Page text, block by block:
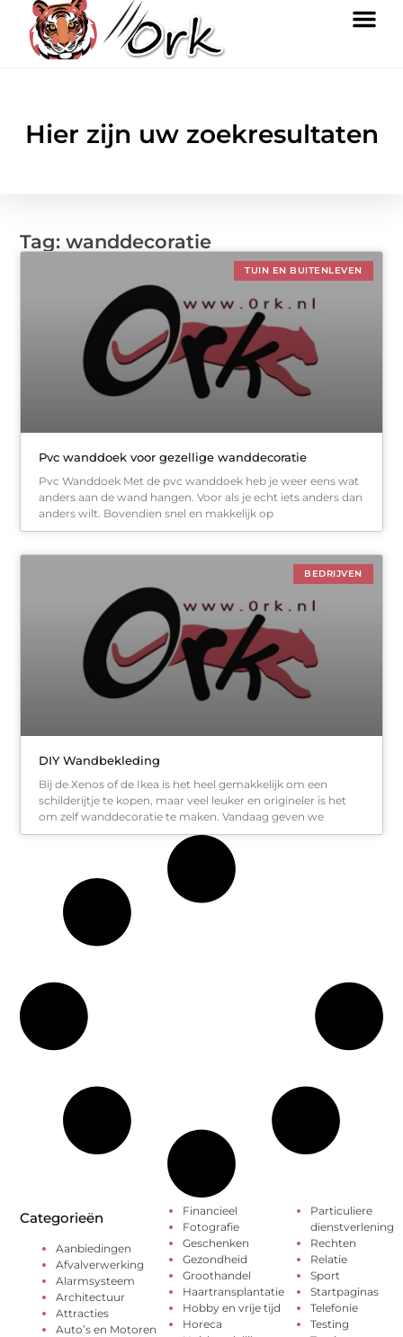
Hier zijn uw zoekresultaten
Tag: wanddecoratie
TUIN EN BUITENLEVEN
Pvc wanddoek voor gezellige wanddecoratie
Pvc Wanddoek Met de pvc wanddoek heb je weer eens wat
anders aan de wand hangen. Voor als je echt iets anders dan
anders wilt. Bovendien snel en makkelijk op
BEDRIJVEN
DIY Wandbekleding
Bij de Xenos of de Ikea is het heel gemakkelijk om een
schilderijtje te kopen, maar veel leuker en origineler is het
om zelf wanddecoratie te maken. Vandaag geven we
Categorieën
Aanbiedingen
Afvalverwerking
Alarmsysteem
Architectuur
Attracties
Auto’s en Motoren
Financieel
Fotografie
Geschenken
Gezondheid
Groothandel
Haartransplantatie
Hobby en vrije tijd
Horeca
Particuliere
dienstverlening
Rechten
Relatie
Sport
Startpaginas
Telefonie
Testing